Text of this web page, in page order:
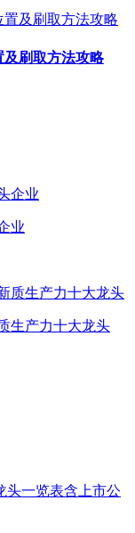
及刷取方法攻略
业
生产力十大龙头